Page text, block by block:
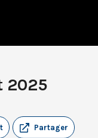
2025
Partager